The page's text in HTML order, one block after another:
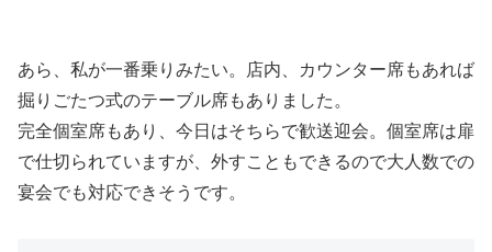
あら、私が一番乗りみたい。店内、カウンター席もあれば
掘りごたつ式のテーブル席もありました。
完全個室席もあり、今日はそちらで歓送迎会。個室席は扉
で仕切られていますが、外すこともできるので大人数での
宴会でも対応できそうです。